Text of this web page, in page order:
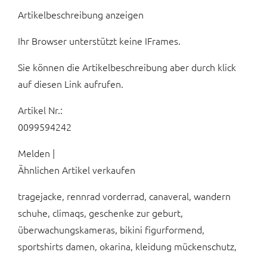
Artikelbeschreibung anzeigen
Ihr Browser unterstützt keine IFrames.
Sie können die Artikelbeschreibung aber durch klick
auf diesen Link aufrufen.
Artikel Nr.:
0099594242
Melden |
Ähnlichen Artikel verkaufen
tragejacke, rennrad vorderrad, canaveral, wandern
schuhe, climaqs, geschenke zur geburt,
überwachungskameras, bikini figurformend,
sportshirts damen, okarina, kleidung mückenschutz,